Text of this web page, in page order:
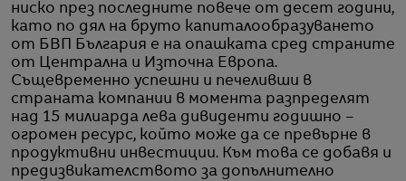
ниско през последните повече от десет години,
като по дял на бруто капиталообразуването
от БВП България е на опашката сред страните
от Централна и Източна Европа.
Същевременно успешни и печеливши в
страната компании в момента разпределят
над 15 милиарда лева дивиденти годишно –
огромен ресурс, който може да се превърне в
продуктивни инвестиции. Към това се добавя и
предизвикателството за допълнително